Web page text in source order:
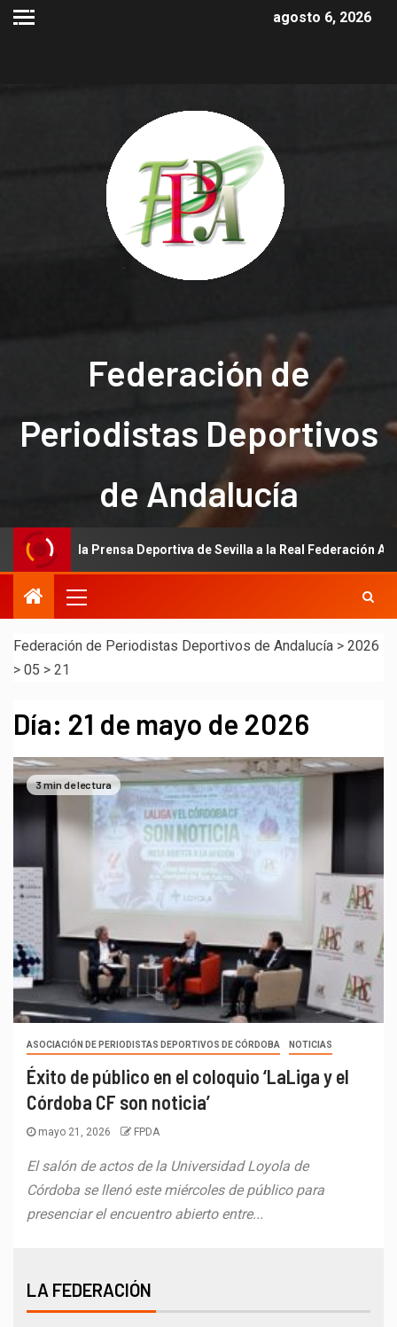
agosto 6, 2026
Federación de
Periodistas Deportivos
de Andalucía
de la Prensa Deportiva de Sevilla a la Real Federación
Federación de Periodistas Deportivos de Andalucía > 2026
> 05 > 21
Día: 21 de mayo de 2026
3 min de lectura
ASOCIACIÓN DE PERIODISTAS DEPORTIVOS DE CÓRDOBA NOTICIAS
Éxito de público en el coloquio ‘LaLiga y el
Córdoba CF son noticia’
mayo 21, 2026 FPDA
El salón de actos de la Universidad Loyola de
Córdoba se llenó este miércoles de público para
presenciar el encuentro abierto entre...
LA FEDERACIÓN